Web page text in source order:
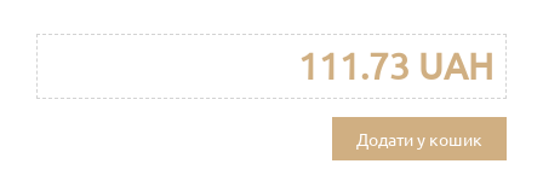
111.73 UAH
Додати у кошик